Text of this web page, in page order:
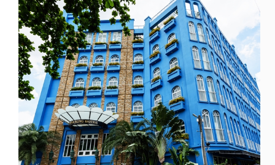
市
豪
華
地
標
Tempus
Hotel「永
豐
店」
創
新